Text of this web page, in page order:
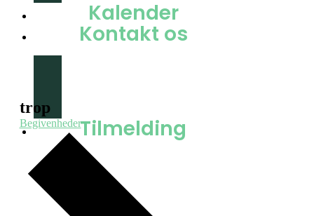
Kalender
Kontakt os
Tilmelding
trop
Begivenheder